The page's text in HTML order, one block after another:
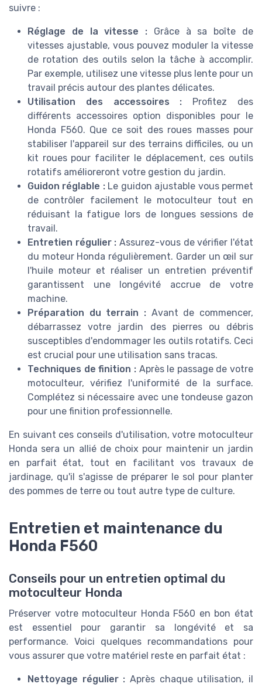
suivre :
Réglage de la vitesse : Grâce à sa boîte de
vitesses ajustable, vous pouvez moduler la vitesse
de rotation des outils selon la tâche à accomplir.
Par exemple, utilisez une vitesse plus lente pour un
travail précis autour des plantes délicates.
Utilisation des accessoires : Profitez des
différents accessoires option disponibles pour le
Honda F560. Que ce soit des roues masses pour
stabiliser l'appareil sur des terrains difficiles, ou un
kit roues pour faciliter le déplacement, ces outils
rotatifs amélioreront votre gestion du jardin.
Guidon réglable :Le guidon ajustable vous permet
de contrôler facilement le motoculteur tout en
réduisant la fatigue lors de longues sessions de
travail.
Entretien régulier : Assurez-vous de vérifier l'état
du moteur Honda régulièrement. Garder un œil sur
l'huile moteur et réaliser un entretien préventif
garantissent une longévité accrue de votre
machine.
Préparation du terrain : Avant de commencer,
débarrassez votre jardin des pierres ou débris
susceptibles d'endommager les outils rotatifs. Ceci
est crucial pour une utilisation sans tracas.
Techniques de finition :Après le passage de votre
motoculteur, vérifiez l'uniformité de la surface.
Complétez si nécessaire avec une tondeuse gazon
pour une finition professionnelle.
En suivant ces conseils d'utilisation, votre motoculteur
Honda sera un allié de choix pour maintenir un jardin
en parfait état, tout en facilitant vos travaux de
jardinage, qu'il s'agisse de préparer le sol pour planter
des pommes de terre ou tout autre type de culture.
Entretien et maintenance du
Honda F560
Conseils pour un entretien optimal du
motoculteur Honda
Préserver votre motoculteur Honda F560 en bon état
est essentiel pour garantir sa longévité et sa
performance. Voici quelques recommandations pour
vous assurer que votre matériel reste en parfait état :
Nettoyage régulier : Après chaque utilisation, il